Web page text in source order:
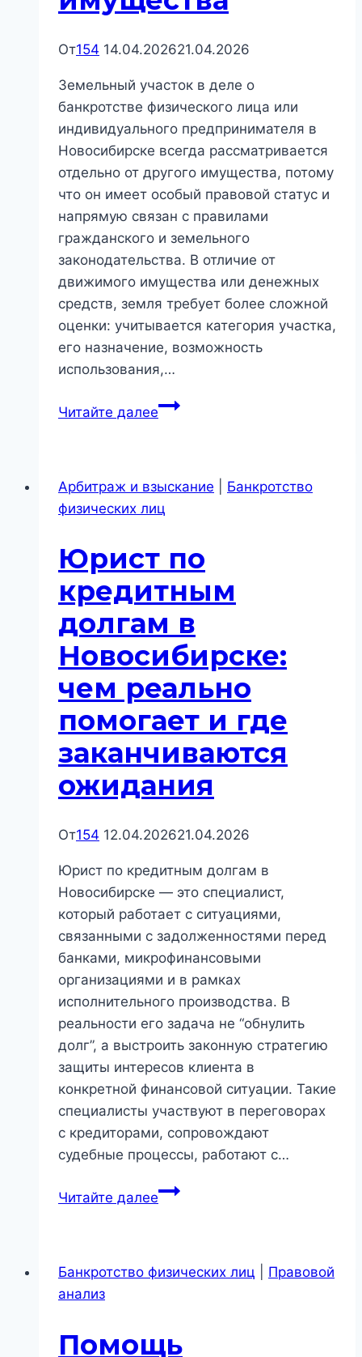
От154 14.04.202621.04.2026
Земельный участок в деле о
банкротстве физического лица или
индивидуального предпринимателя в
Новосибирске всегда рассматривается
отдельно от другого имущества, потому
что он имеет особый правовой статус и
напрямую связан с правилами
гражданского и земельного
законодательства. В отличие от
движимого имущества или денежных
средств, земля требует более сложной
оценки: учитывается категория участка,
его назначение, возможность
использования,…
Читайте далееЗемельный
в
Новосибирске:
реально
земля
в
процедуре
и
почему
всегда
отдельная
имущества
Арбитраж и взыскание
Банкротство
физических лиц
Юрист по
кредитным
долгам в
Новосибирске:
чем реально
помогает и где
заканчиваются
ожидания
От154 12.04.202621.04.2026
Юрист по кредитным долгам в
Новосибирске — это специалист,
который работает с ситуациями,
связанными с задолженностями перед
банками, микрофинансовыми
организациями и в рамках
исполнительного производства. В
реальности его задача не “обнулить
долг”, а выстроить законную стратегию
защиты интересов клиента в
конкретной финансовой ситуации. Такие
специалисты участвуют в переговорах
с кредиторами, сопровождают
судебные процессы, работают с…
Читайте далееЮрист
в
реально
Банкротство физических лиц
Правовой
анализ
Помощь